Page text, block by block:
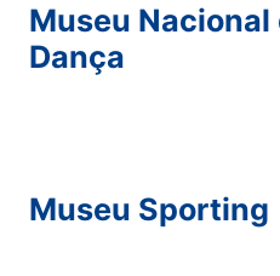
Museu Nacional
Dança
Museu Sporting